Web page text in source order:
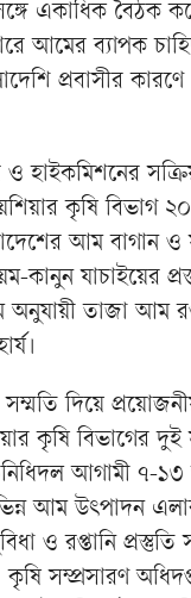
একাধিক বৈঠক
আমের ব্যাপক
প্রবাসীর
হাইকমিশনের সক্রিয়
কৃষি বিভাগ
আম বাগান ও
কানুন যাচাইয়ের
অনুযায়ী তাজা আম
সম্মতি দিয়ে
কৃষি বিভাগের
আগামী ৭-
আম উৎপাদন
ও রপ্তানি
সম্প্রসারণ